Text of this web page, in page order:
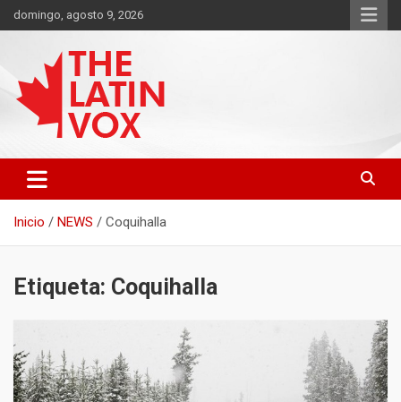
Saltar
al
domingo, agosto 9, 2026
THE LATIN VOX
Inicio NEWS Coquihalla
Etiqueta: Coquihalla